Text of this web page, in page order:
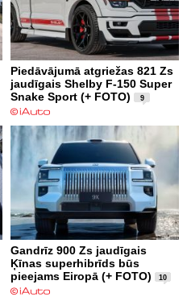
Piedāvājumā atgriežas 821 Zs
jaudīgais Shelby F-150 Super
Snake Sport (+ FOTO)
9
Gandrīz 900 Zs jaudīgais
Ķīnas superhibrīds būs
pieejams Eiropā (+ FOTO)
10